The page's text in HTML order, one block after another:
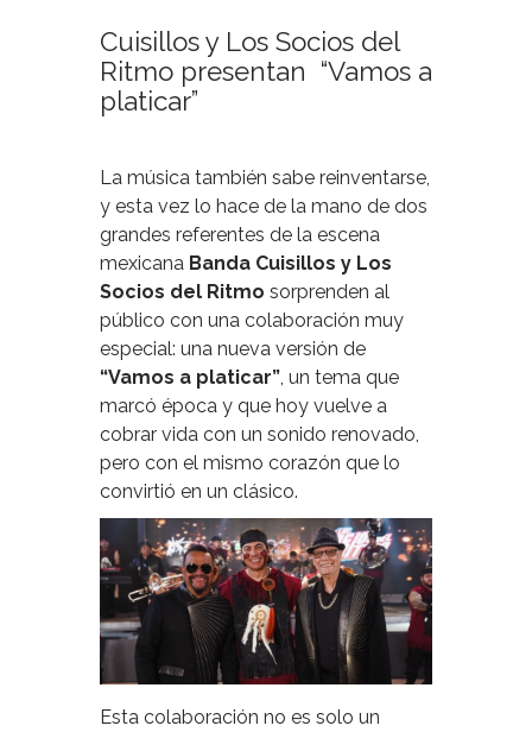
Cuisillos y Los Socios del
Ritmo presentan “Vamos a
platicar”
La música también sabe reinventarse,
y esta vez lo hace de la mano de dos
grandes referentes de la escena
mexicana Banda Cuisillos y Los
Socios del Ritmo sorprenden al
público con una colaboración muy
especial: una nueva versión de
“Vamos a platicar” , un tema que
marcó época y que hoy vuelve a
cobrar vida con un sonido renovado,
pero con el mismo corazón que lo
convirtió en un clásico.
Esta colaboración no es solo un